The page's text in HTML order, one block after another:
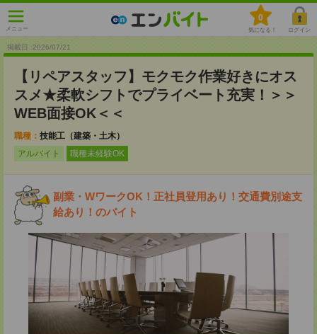
メニュー
0
気になる！ ログイン
掲載日 :2026/07/21
【リペアスタッフ】モクモク作業好きにオス
スメ★柔軟シフトでプライベート充実！＞＞
WEB面接OK＜＜
職種： 技能工（建築・土木）
アルバイト
職種未経験OK
副業・WワークOK！正社員登用あり！交通費別途支
給あり！のバイト